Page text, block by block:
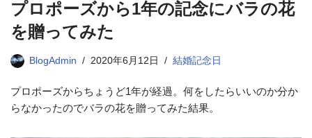
プロポーズから1年の記念にバラの花
を贈ってみた
BlogAdmin 2020年6月12日 結婚記念日
プロポーズからちょうど1年が経過。何をしたらいいのか分か
らなかったのでバラの花を贈ってみた結果。